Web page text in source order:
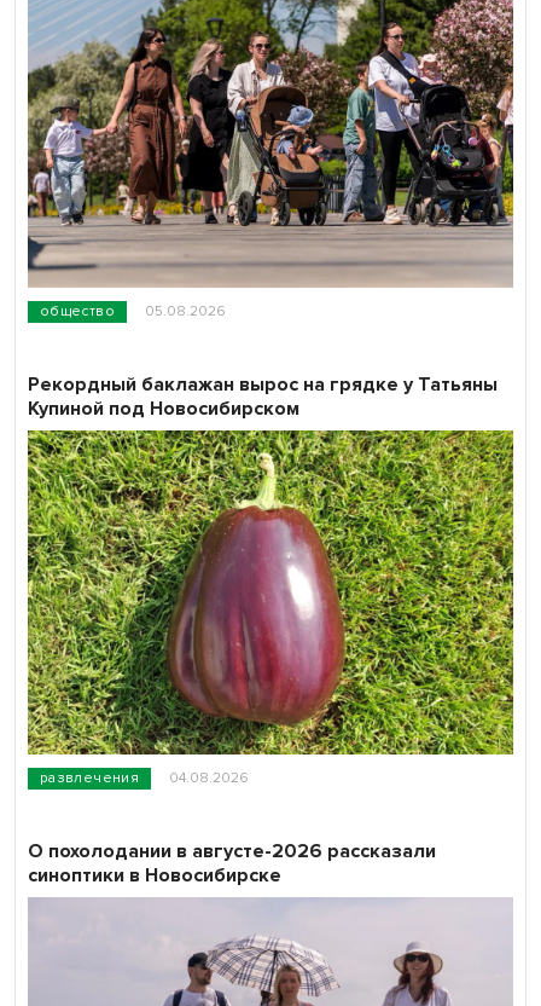
общество 05.08.2026
развлечения 04.08.2026
Рекордный баклажан вырос на грядке у Татьяны
Купиной под Новосибирском
О похолодании в августе-2026 рассказали
синоптики в Новосибирске